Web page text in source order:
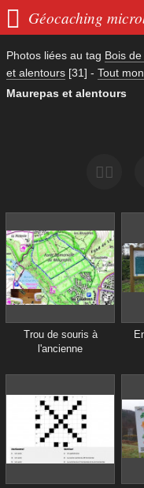
 Géocaching
Photos liées au tag Bois
et alentours [31] - Tout
Maurepas et alentours
Trou de souris à
l'ancienne